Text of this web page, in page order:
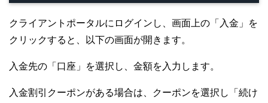
クライアントポータルにログインし、画面上の「入金」を
クリックすると、以下の画面が開きます。
入金先の「口座」を選択し、金額を入力します。
入金割引クーポンがある場合は、クーポンを選択し「続け